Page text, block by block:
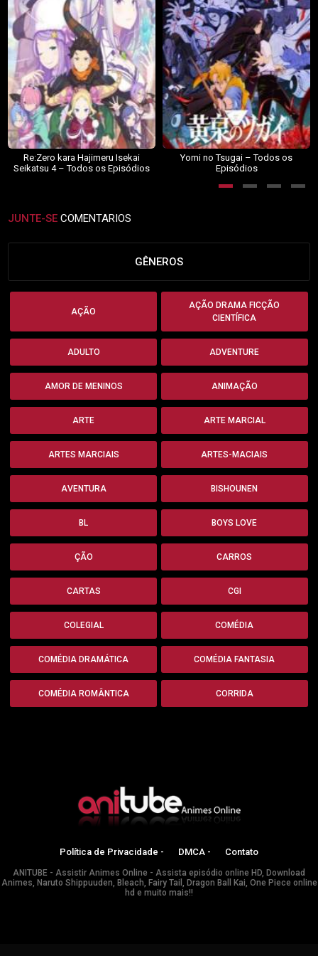
Re:Zero kara Hajimeru Isekai
Seikatsu 4 – Todos os Episódios
Yomi no Tsugai – Todos os
Episódios
JUNTE-SE COMENTARIOS
GÊNEROS
AÇÃO
AÇÃO DRAMA FICÇÃO
CIENTÍFICA
ADULTO ADVENTURE
AMOR DE MENINOS ANIMAÇÃO
ARTE ARTE MARCIAL
ARTES MARCIAIS ARTES-MACIAIS
AVENTURA BISHOUNEN
BL BOYS LOVE
ÇÃO CARROS
CARTAS CGI
COLEGIAL COMÉDIA
COMÉDIA DRAMÁTICA COMÉDIA FANTASIA
COMÉDIA ROMÂNTICA CORRIDA
Política de Privacidade - DMCA - Contato
ANITUBE - Assistir Animes Online - Assista episódio online HD, Download
Animes, Naruto Shippuuden, Bleach, Fairy Tail, Dragon Ball Kai, One Piece online
hd e muito mais!!